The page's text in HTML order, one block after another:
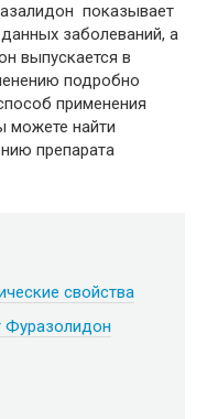
показывает
заболеваний, а
выпускается в
подробно
применения
можете найти
препарата
свойства
Фуразолидон